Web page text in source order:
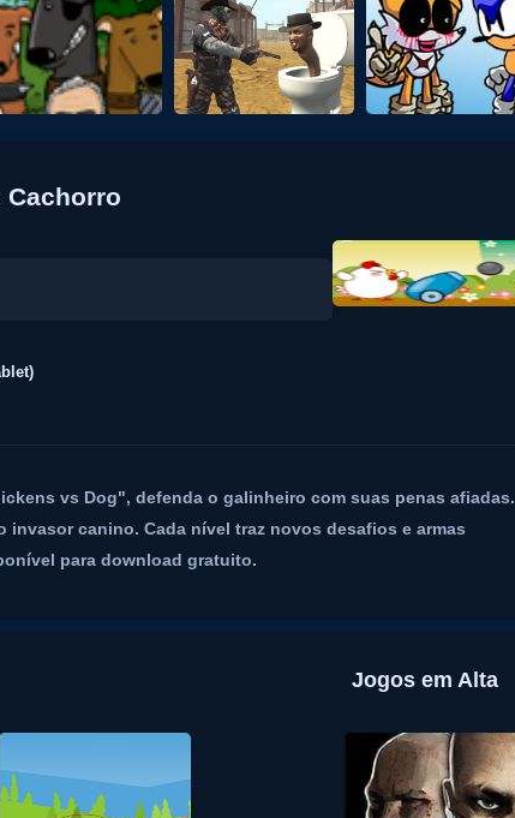
Cachorro
vs Dog", defenda o galinheiro com suas penas afiadas.
canino. Cada nível traz novos desafios e armas
para download gratuito.
Jogos em Alta